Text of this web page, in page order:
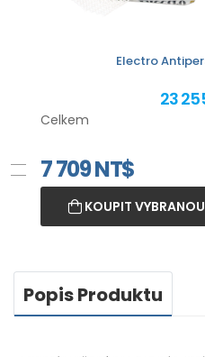
Electro
23
Celkem
7 709NT$
KOUPIT
Popis Produktu